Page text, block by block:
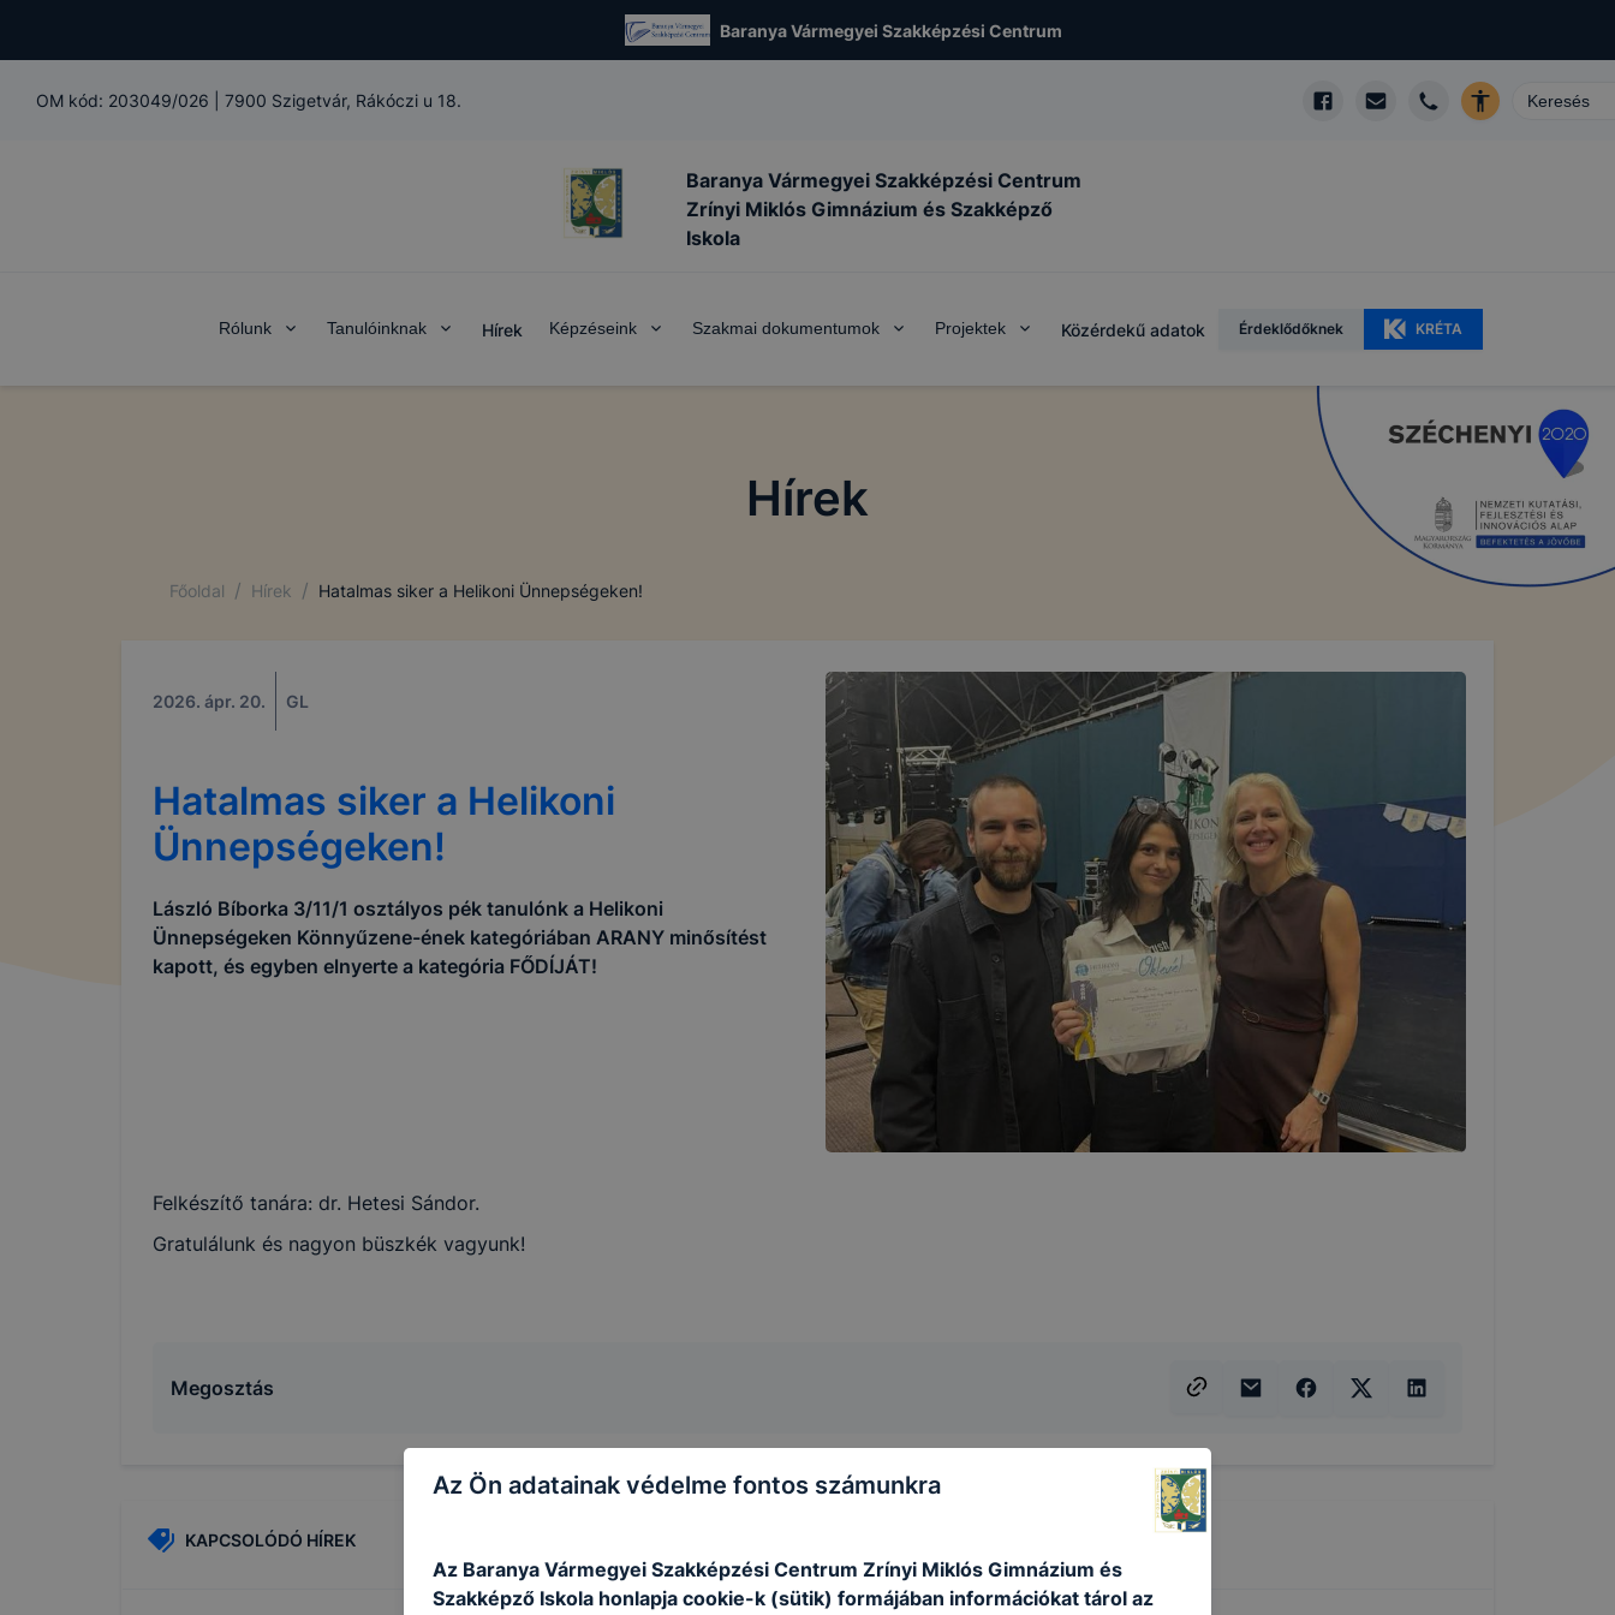
Baranya Vármegyei Szakképzési Centrum
OM kód: 203049/026 7900 Szigetvár, Rákóczi u 18.
Baranya Vármegyei Szakképzési Centrum
Zrínyi Miklós Gimnázium és Szakképző
Iskola
Rólunk Tanulóinknak Hírek Képzéseink Szakmai dokumentumok Projektek Közérdekű adatok Érdeklődőknek KRÉTA
Hírek
Főoldal / Hírek / Hatalmas siker a Helikoni Ünnepségeken!
2026. ápr. 20. GL
Hatalmas siker a Helikoni
Ünnepségeken!
László Bíborka 3/11/1 osztályos pék tanulónk a Helikoni
Ünnepségeken Könnyűzene-ének kategóriában ARANY minősítést
kapott, és egyben elnyerte a kategória FŐDÍJÁT!
Felkészítő tanára: dr. Hetesi Sándor.
Gratulálunk és nagyon büszkék vagyunk!
Megosztás
KAPCSOLÓDÓ HÍREK
Az Ön adatainak védelme fontos számunkra
Az Baranya Vármegyei Szakképzési Centrum Zrínyi Miklós Gimnázium és
Szakképző Iskola honlapja cookie-k (sütik) formájában információkat tárol az